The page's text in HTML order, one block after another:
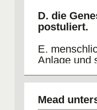
D. die
postuliert.
E.
Anlage und
Mead